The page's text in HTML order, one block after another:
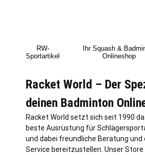
RW-
Sportartikel
Ihr Squash &
Onlineshop
Racket World – Der
deinen Badminton
Racket World setzt sich seit 1990
beste Ausrüstung für
und dabei freundliche Beratung und
Service bereitzustellen. Unser Store